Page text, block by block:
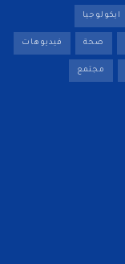
ايكولوجيا
صحة فيديوهات
مجتمع